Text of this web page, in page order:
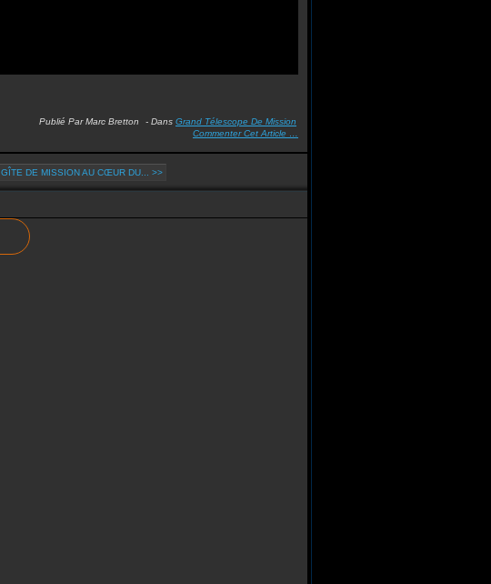
Publié Par Marc Bretton - Dans Grand Télescope De Mission
Commenter Cet Article
GÎTE DE MISSION AU CŒUR DU... >>